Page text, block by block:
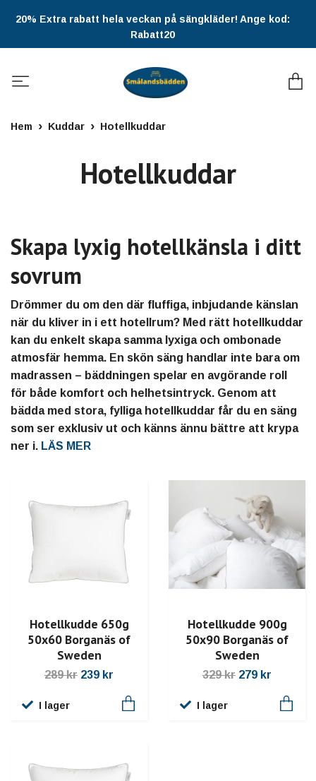
20% Extra rabatt hela veckan på sängkläder! Ange kod:
Rabatt20
Hem Kuddar Hotellkuddar
Hotellkuddar
Skapa lyxig hotellkänsla i ditt
sovrum
Drömmer du om den där fluffiga, inbjudande känslan
när du kliver in i ett hotellrum? Med rätt hotellkuddar
kan du enkelt skapa samma lyxiga och ombonade
atmosfär hemma. En skön säng handlar inte bara om
madrassen – bäddningen spelar en avgörande roll
för både komfort och helhetsintryck. Genom att
bädda med stora, fylliga hotellkuddar får du en säng
som ser exklusiv ut och känns ännu bättre att krypa
ner i. LÄS MER
Hotellkudde 650g
50x60 Borganäs of
Sweden
289 kr 239 kr
I lager
Hotellkudde 900g
50x90 Borganäs of
Sweden
329 kr 279 kr
I lager